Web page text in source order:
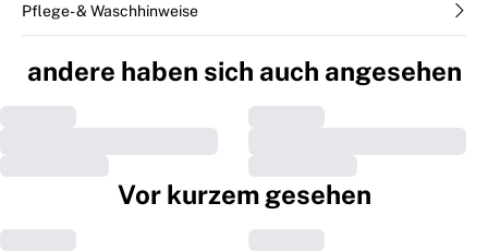
Pflege- & Waschhinweise
andere haben sich auch angesehen
Vor kurzem gesehen